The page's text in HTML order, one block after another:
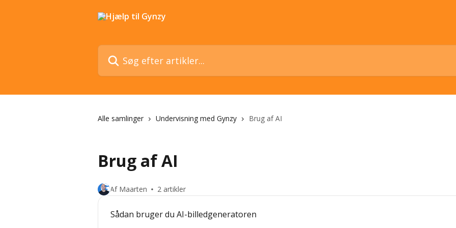
Søg efter artikler...
Alle samlinger Undervisning med Gynzy Brug af AI
Brug af AI
Af Maarten 2 artikler
Sådan bruger du AI-billedgeneratoren